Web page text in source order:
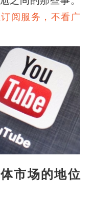
阅服务，不看广
市场的地位